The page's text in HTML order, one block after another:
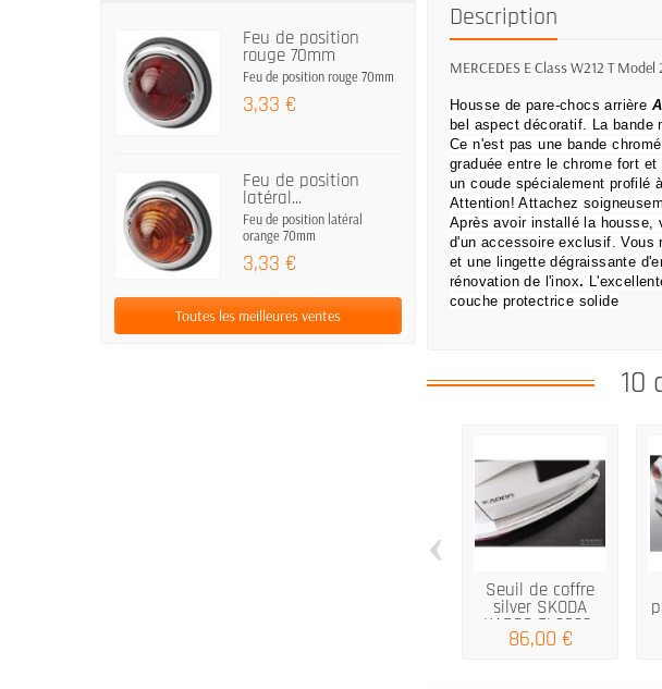
Feu de position
rouge 70mm
Feu de position rouge 70mm
3,33 €
Feu de position
latéral...
Feu de position latéral
orange 70mm
3,33 €
Toutes les meilleures ventes
Description
MERCEDES E Class W212 T
Housse de pare-chocs arrière
bel aspect décoratif. La bande
Ce n'est pas une bande
graduée entre le chrome fort et
un coude spécialement profilé
Attention!Attachez
Après avoir installé la
d'un accessoire exclusif.Vous
et une lingette dégraissante
rénovation de l'inox.
couche protectrice solide
10
Seuil de coffre
silver SKODA
KAROQ FL2022-
86,00 €
‹